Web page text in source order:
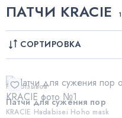
ПАТЧИ KRACIE
СОРТИРОВКА
Нет отзывов
Патчи для сужения пор
KRACIE Hadabisei Hoho mask